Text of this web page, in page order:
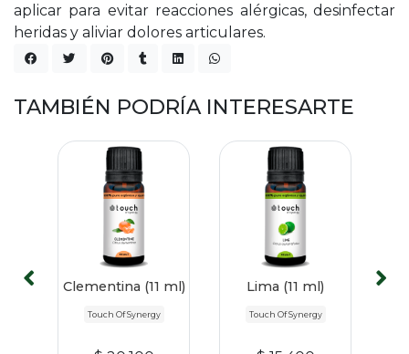
aplicar para evitar reacciones alérgicas, desinfectar
heridas y aliviar dolores articulares.
TAMBIÉN PODRÍA INTERESARTE
Clementina (11 ml)
Touch Of Synergy
Lima (11 ml)
Touch Of Synergy